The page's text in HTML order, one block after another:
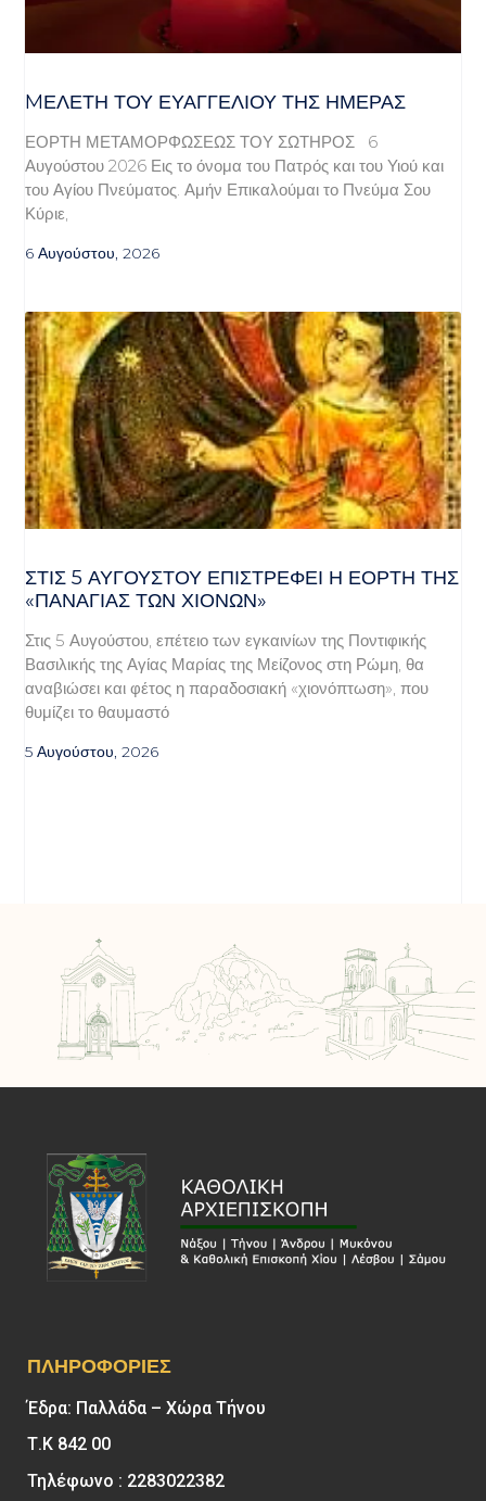
MΕΛΈΤΗ ΤΟΥ ΕΥΑΓΓΕΛΊΟΥ ΤΗΣ ΗΜΈΡΑΣ
ΕΟΡΤΗ ΜΕΤΑΜΟΡΦΩΣΕΩΣ ΤΟΥ ΣΩΤΗΡΟΣ 6
Αυγούστου 2026 Εις το όνομα του Πατρός και του Υιού και
του Αγίου Πνεύματος. Αμήν Επικαλούμαι το Πνεύμα Σου
Κύριε,
6 Αυγούστου, 2026
ΣΤΙΣ 5 ΑΥΓΟΎΣΤΟΥ ΕΠΙΣΤΡΈΦΕΙ Η ΕΟΡΤΉ ΤΗΣ
«ΠΑΝΑΓΊΑΣ ΤΩΝ ΧΙΌΝΩΝ»
Στις 5 Αυγούστου, επέτειο των εγκαινίων της Ποντιφικής
Βασιλικής της Αγίας Μαρίας της Μείζονος στη Ρώμη, θα
αναβιώσει και φέτος η παραδοσιακή «χιονόπτωση», που
θυμίζει το θαυμαστό
5 Αυγούστου, 2026
ΠΛΗΡΟΦΟΡΊΕΣ
Έδρα: Παλλάδα – Χώρα Τήνου
Τ.Κ 842 00
Τηλέφωνο : 2283022382